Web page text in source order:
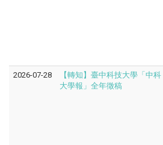
2026-07-28
【轉知】臺中科技大學「中科
大學報」全年徵稿